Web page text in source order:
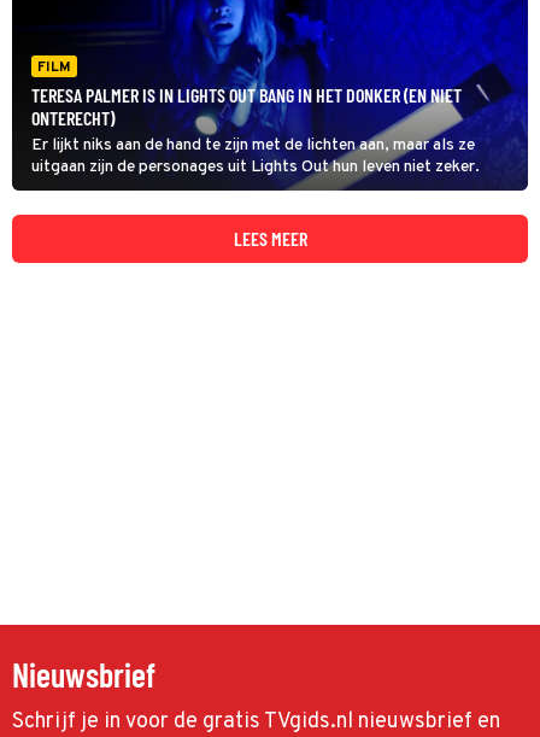
FILM
TERESA PALMER IS IN LIGHTS OUT BANG IN HET DONKER (EN NIET
ONTERECHT)
Er lijkt niks aan de hand te zijn met de lichten aan, maar als ze
uitgaan zijn de personages uit Lights Out hun leven niet zeker.
LEES MEER
Nieuwsbrief
Schrijf je in voor de gratis TVgids.nl nieuwsbrief en